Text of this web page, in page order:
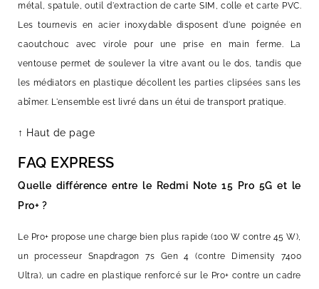
métal, spatule, outil d'extraction de carte SIM, colle et carte PVC.
Les tournevis en acier inoxydable disposent d'une poignée en
caoutchouc avec virole pour une prise en main ferme. La
ventouse permet de soulever la vitre avant ou le dos, tandis que
les médiators en plastique décollent les parties clipsées sans les
abîmer. L'ensemble est livré dans un étui de transport pratique.
↑ Haut de page
FAQ EXPRESS
Quelle différence entre le Redmi Note 15 Pro 5G et le
Pro+ ?
Le Pro+ propose une charge bien plus rapide (100 W contre 45 W),
un processeur Snapdragon 7s Gen 4 (contre Dimensity 7400
Ultra), un cadre en plastique renforcé sur le Pro+ contre un cadre